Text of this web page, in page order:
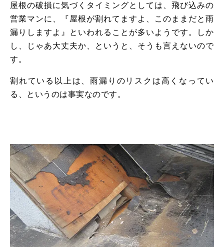
屋根の破損に気づくタイミングとしては、⾶び込みの
営業マンに、『屋根が割れてますよ、このままだと⾬
漏りしますよ』といわれることが多いようです。しか
し、じゃあ⼤丈夫か、というと、そうも言えないので
す。
割れている以上は、⾬漏りのリスクは⾼くなってい
る、というのは事実なのです。